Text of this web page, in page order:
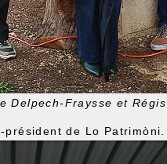
Delpech-Fraysse et
de Lo Patrimòni.